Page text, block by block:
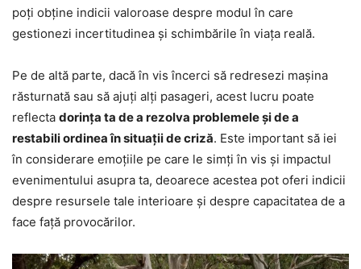
poți obține indicii valoroase despre modul în care
gestionezi incertitudinea și schimbările în viața reală.
Pe de altă parte, dacă în vis încerci să redresezi mașina
răsturnată sau să ajuți alți pasageri, acest lucru poate
reflecta dorința ta de a rezolva problemele și de a
restabili ordinea în situații de criză. Este important să iei
în considerare emoțiile pe care le simți în vis și impactul
evenimentului asupra ta, deoarece acestea pot oferi indicii
despre resursele tale interioare și despre capacitatea de a
face față provocărilor.